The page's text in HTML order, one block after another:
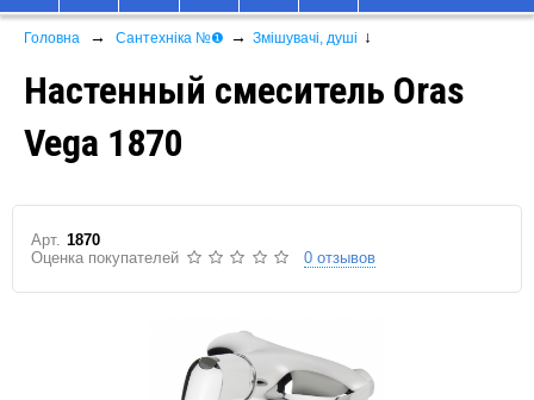
Головна → Сантехніка №❶ → Змішувачі, душі ↓
Настенный смеситель Oras
Vega 1870
Арт. 1870
Оценка покупателей
0 отзывов